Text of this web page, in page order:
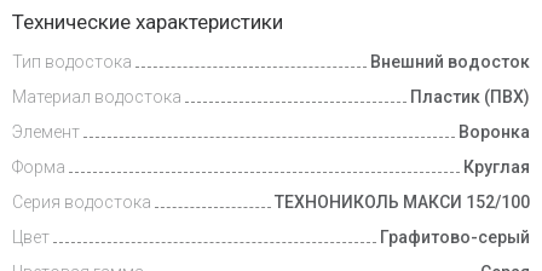
и оплата
Технические характеристики
Тип водостока
Внешний водосток
Материал водостока
Пластик (ПВХ)
Элемент
Воронка
Форма
Круглая
Серия водостока
ТЕХНОНИКОЛЬ МАКСИ 152/100
Цвет
Графитово-серый